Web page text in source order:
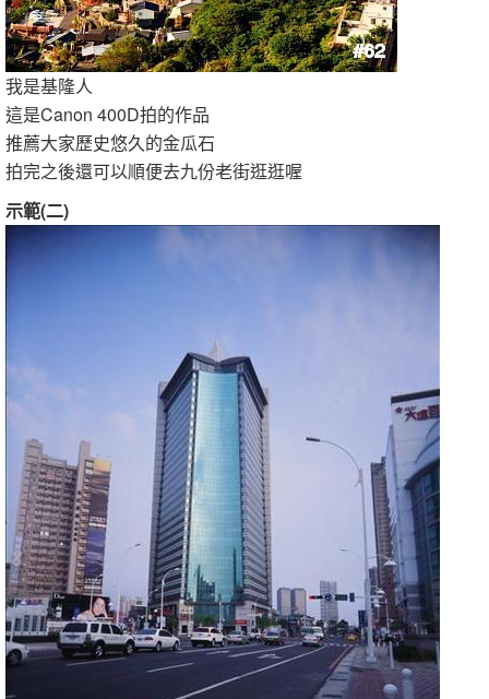
我是基隆人
這是Canon 400D拍的作品
推薦大家歷史悠久的金瓜石
拍完之後還可以順便去九份老街逛逛喔
示範(二)